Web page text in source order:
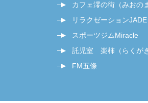
カフェ澪の街（みおの
リラクゼーションJADE
スポーツジムMiracle
託児室 楽柿（らくが
FM五條